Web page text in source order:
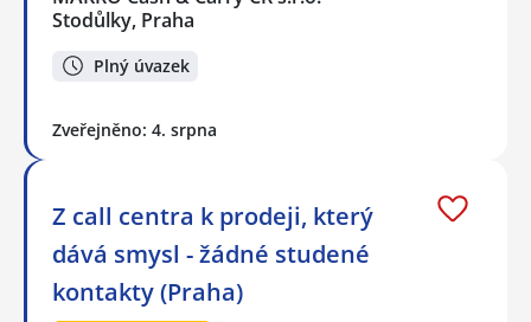
Stodůlky, Praha
Plný úvazek
Zveřejněno: 4. srpna
Z call centra k prodeji, který
dává smysl - žádné studené
kontakty (Praha)